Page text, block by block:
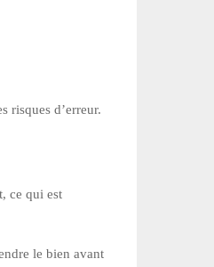
risques d’erreur.
ce qui est
le bien avant